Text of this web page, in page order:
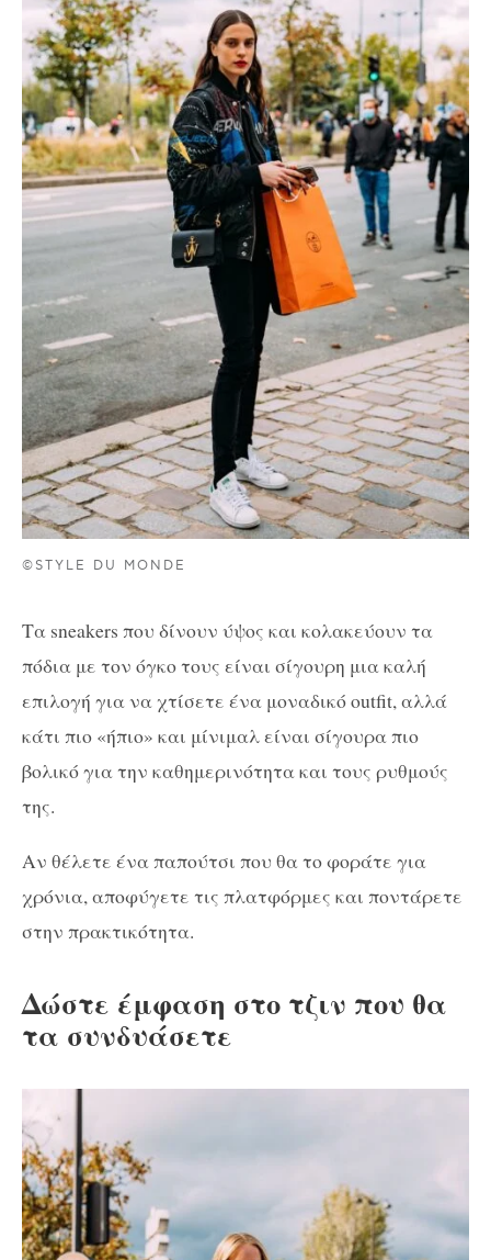
©STYLE DU MONDE
Τα sneakers που δίνουν ύψος και κολακεύουν τα
πόδια με τον όγκο τους είναι σίγουρη μια καλή
επιλογή για να χτίσετε ένα μοναδικό outfit, αλλά
κάτι πιο «ήπιο» και μίνιμαλ είναι σίγουρα πιο
βολικό για την καθημερινότητα και τους ρυθμούς
της.
Αν θέλετε ένα παπούτσι που θα το φοράτε για
χρόνια, αποφύγετε τις πλατφόρμες και ποντάρετε
στην πρακτικότητα.
Δώστε έμφαση στο τζιν που θα
τα συνδυάσετε